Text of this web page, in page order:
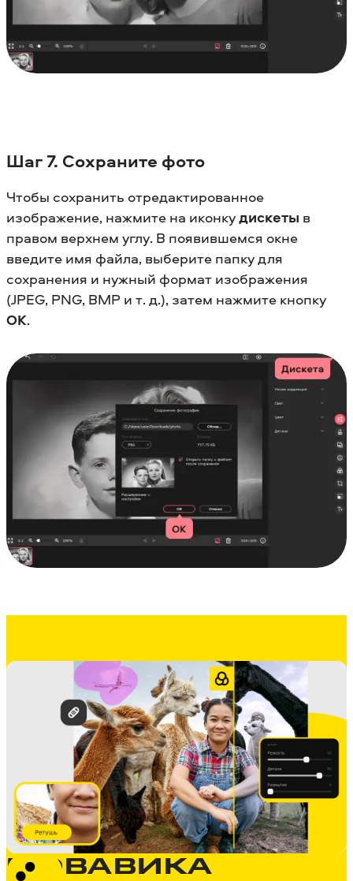
Шаг 7. Сохраните фото
Чтобы сохранить отредактированное
изображение, нажмите на иконкудискеты в
правом верхнем углу. В появившемся окне
введите имя файла, выберите папку для
сохранения и нужный формат изображения
(JPEG, PNG, BMP и т. д.), затем нажмите кнопку
OK.
МОВАВИКА